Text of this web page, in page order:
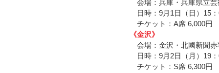
会場：兵庫・兵庫県立芸
日時：9月1日（日）15
チケット：A席 6,000円
《金沢》
会場：金沢・北國新聞
日時：9月2日（月）19
チケット：S席 6,300円